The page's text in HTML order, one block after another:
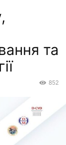
та
852